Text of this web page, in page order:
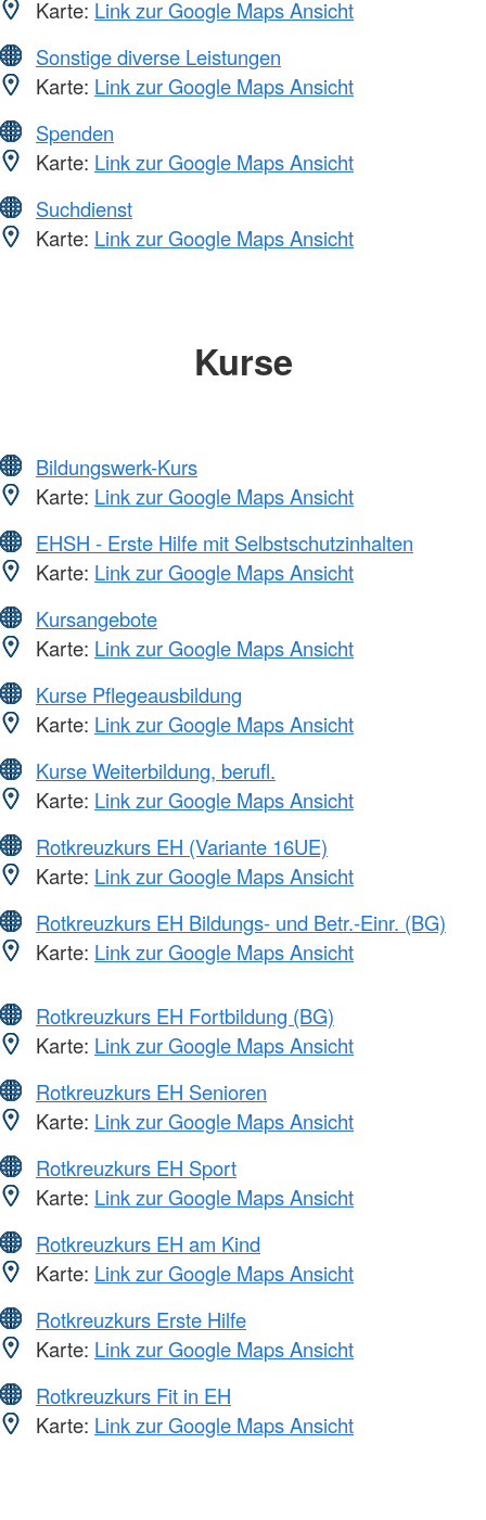
Karte: Link zur Google Maps Ansicht
Sonstige diverse Leistungen
Karte: Link zur Google Maps Ansicht
Spenden
Karte: Link zur Google Maps Ansicht
Suchdienst
Karte: Link zur Google Maps Ansicht
Kurse
Bildungswerk-Kurs
Karte: Link zur Google Maps Ansicht
EHSH - Erste Hilfe mit Selbstschutzinhalten
Karte: Link zur Google Maps Ansicht
Kursangebote
Karte: Link zur Google Maps Ansicht
Kurse Pflegeausbildung
Karte: Link zur Google Maps Ansicht
Kurse Weiterbildung, berufl.
Karte: Link zur Google Maps Ansicht
Rotkreuzkurs EH (Variante 16UE)
Karte: Link zur Google Maps Ansicht
Rotkreuzkurs EH Bildungs- und Betr.-Einr. (BG)
Karte: Link zur Google Maps Ansicht
Rotkreuzkurs EH Fortbildung (BG)
Karte: Link zur Google Maps Ansicht
Rotkreuzkurs EH Senioren
Karte: Link zur Google Maps Ansicht
Rotkreuzkurs EH Sport
Karte: Link zur Google Maps Ansicht
Rotkreuzkurs EH am Kind
Karte: Link zur Google Maps Ansicht
Rotkreuzkurs Erste Hilfe
Karte: Link zur Google Maps Ansicht
Rotkreuzkurs Fit in EH
Karte: Link zur Google Maps Ansicht